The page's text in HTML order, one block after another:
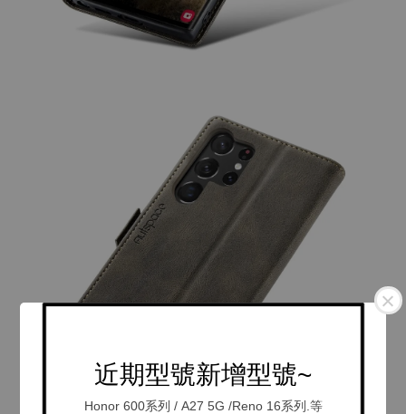
近期型號新增型號~
Honor 600系列 / A27 5G /Reno 16系列.等